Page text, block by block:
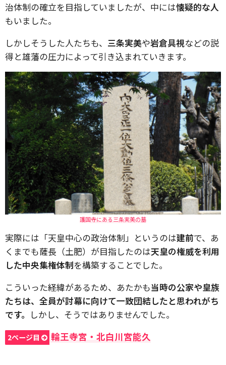
治体制の確立を目指していましたが、中には懐疑的な人
もいました。
しかしそうした人たちも、 三条実美や岩倉具視などの説
得と雄藩の圧力によって引き込まれていきます。
護国寺にある三条実美の墓
実際には「天皇中心の政治体制」というのは建前で、あ
くまでも薩長（土肥）が目指したのは天皇の権威を利用
した中央集権体制を構築することでした。
こういった経緯があるため、あたかも当時の公家や皇族
たちは、全員が討幕に向けて一致団結したと思われがち
です。 しかし、そうではありませんでした。
2ページ目 輪王寺宮・北白川宮能久